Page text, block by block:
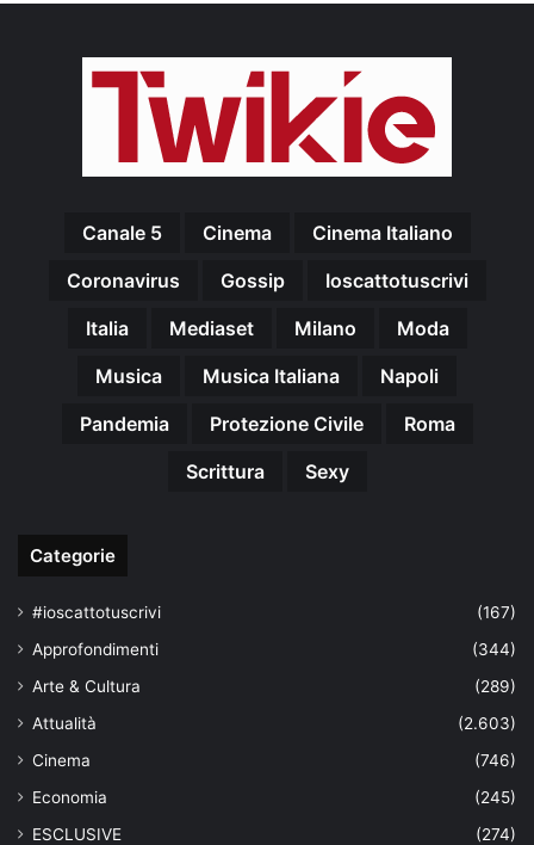
Canale 5 Cinema
Cinema Italiano
Coronavirus
Gossip
Ioscattotuscrivi
Italia
Mediaset Milano
Moda
Musica
Musica Italiana
Napoli
Pandemia
Protezione Civile
Roma
Scrittura
Sexy
Categorie
#ioscattotuscrivi
(167)
Approfondimenti
(344)
Arte & Cultura
(289)
Attualità
(2.603)
Cinema
(746)
Economia
(245)
ESCLUSIVE
(274)